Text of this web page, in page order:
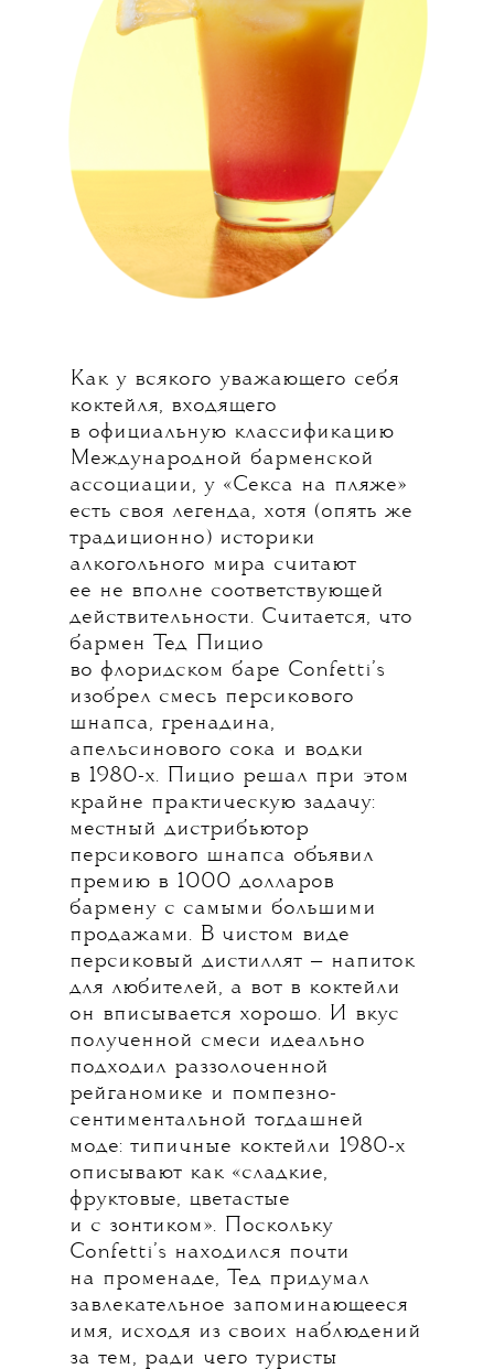
Как у всякого уважающего себя
коктейля, входящего
в официальную классификацию
Международной барменской
ассоциации, у «Секса на пляже»
есть своя легенда, хотя (опять же
традиционно) историки
алкогольного мира считают
ее не вполне соответствующей
действительности. Считается, что
бармен Тед Пицио
во флоридском баре Confetti’s
изобрел смесь персикового
шнапса, гренадина,
апельсинового сока и водки
в 1980-х. Пицио решал при этом
крайне практическую задачу:
местный дистрибьютор
персикового шнапса объявил
премию в 1000 долларов
бармену с самыми большими
продажами. В чистом виде
персиковый дистиллят — напиток
для любителей, а вот в коктейли
он вписывается хорошо. И вкус
полученной смеси идеально
подходил раззолоченной
рейганомике и помпезно-
сентиментальной тогдашней
моде: типичные коктейли 1980-х
описывают как «сладкие,
фруктовые, цветастые
и с зонтиком». Поскольку
Confetti’s находился почти
на променаде, Тед придумал
завлекательное запоминающееся
имя, исходя из своих наблюдений
за тем, ради чего туристы